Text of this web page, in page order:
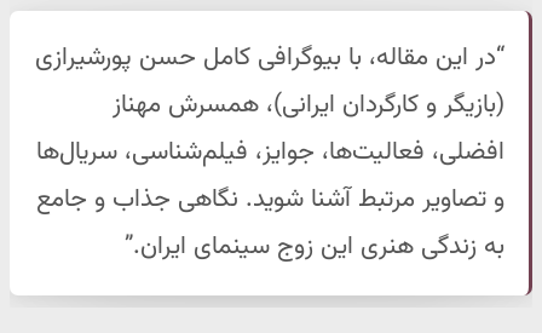
“در این مقاله، با بیوگرافی کامل حسن پورشیرازی
(بازیگر و کارگردان ایرانی)، همسرش مهناز
افضلی، فعالیت‌ها، جوایز، فیلم‌شناسی، سریال‌ها
و تصاویر مرتبط آشنا شوید. نگاهی جذاب و جامع
به زندگی هنری این زوج سینمای ایران.”